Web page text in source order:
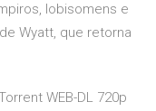
lobisomens e
Wyatt, que retorna
WEB-DL 720p